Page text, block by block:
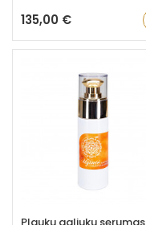
135,00 €